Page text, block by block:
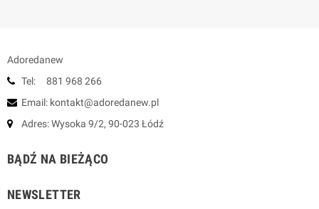
Adoredanew
Tel: 881 968 266
Email: kontakt@adoredanew.pl
Adres: Wysoka 9/2, 90-023 Łódź
BĄDŹ NA BIEŻĄCO
NEWSLETTER